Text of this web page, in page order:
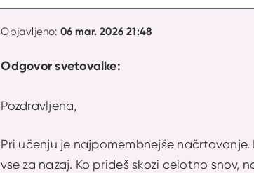
Objavljeno: 06 mar. 2026 21:48
Odgovor svetovalke:
Pozdravljena,
Pri učenju je najpomembnejše
vse za nazaj. Ko prideš skozi celotno